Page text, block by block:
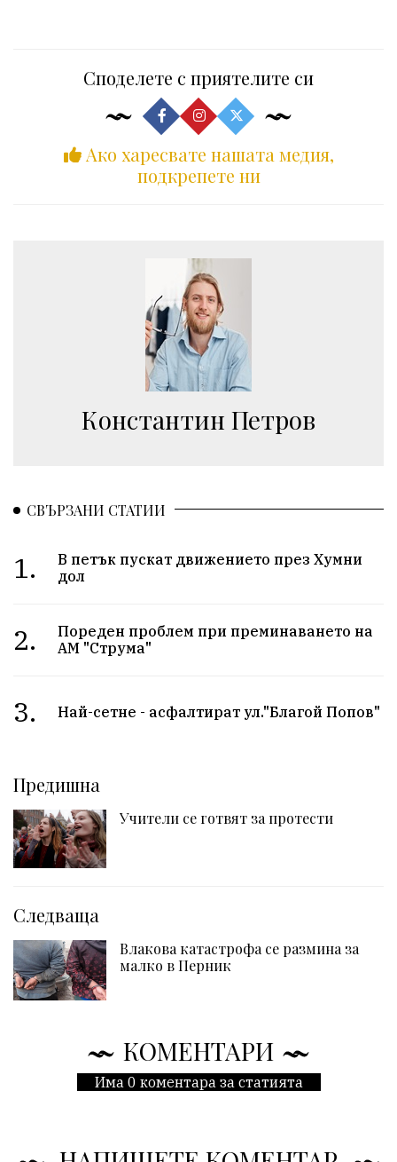
Споделете с приятелите си
Ако харесвате нашата медия,
подкрепете ни
Константин Петров
СВЪРЗАНИ СТАТИИ
1.
В петък пускат движението през Хумни
дол
2.
Пореден проблем при преминаването на
АМ "Струма"
3. Най-сетне - асфалтират ул."Благой Попов"
Предишна
Учители се готвят за протести
Следваща
Влакова катастрофа се размина за
малко в Перник
КОМЕНТАРИ
Има 0 коментара за статията